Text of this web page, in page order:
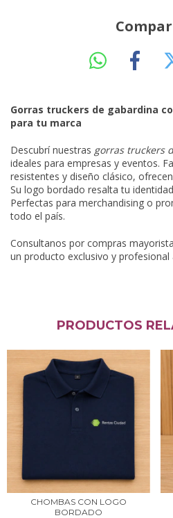
Gorras truckers de gabardina
para tu marca
Descubrí nuestras gorras truckers
ideales para empresas y eventos.
resistentes y diseño clásico,
Su logo bordado resalta tu
Perfectas para merchandising o
todo el país.
Consultanos por compras
un producto exclusivo y profesional
PRODUCTOS
CHOMBAS CON LOGO
BORDADO